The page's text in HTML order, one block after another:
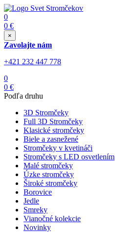
0
0 €
×
Zavolajte nám
+421 232 447 778
0
0 €
Podľa druhu
3D Stromčeky
Full 3D Stromčeky
Klasické stromčeky
Biele a zasnežené
Stromčeky v kvetináči
Stromčeky s LED osvetlením
Malé stromčeky
Úzke stromčeky
Široké stromčeky
Borovice
Jedle
Smreky
Vianočné kolekcie
Novinky